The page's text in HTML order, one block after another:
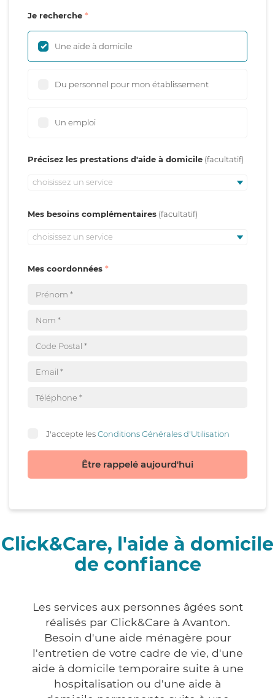
Je recherche
Une aide à domicile
Du personnel pour mon établissement
Un emploi
Précisez les prestations d'aide à domicile
choisissez un service
Mes besoins complémentaires
choisissez un service
Mes coordonnées
J'accepte lesConditions Générales d'Utilisation
Être rappelé aujourd'hui
Click&Care, l'aide à domicile
de confiance
Les services aux personnes âgées sont
réalisés par Click&Care à Avanton.
Besoin d'une aide ménagère pour
l'entretien de votre cadre de vie, d'une
aide à domicile temporaire suite à une
hospitalisation ou d'une aide à